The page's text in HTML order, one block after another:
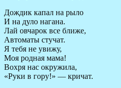
Дождик капал на рыло
И на дуло нагана.
Лай овчарок все ближе,
Автоматы стучат.
Я тебя не увижу,
Моя родная мама!
Вохря нас окружила,
«Руки в гору!» — кричат.